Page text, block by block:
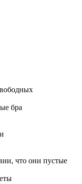
бра
что они пустые